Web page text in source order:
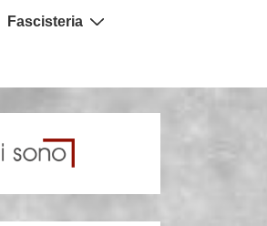
Fascisteria